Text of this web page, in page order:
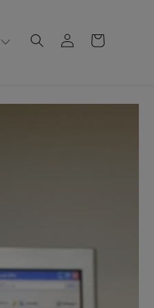
EinloggenWarenkorb